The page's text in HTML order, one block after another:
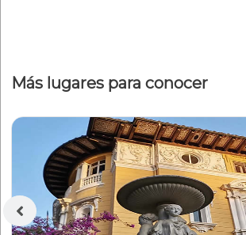
Más lugares para conocer